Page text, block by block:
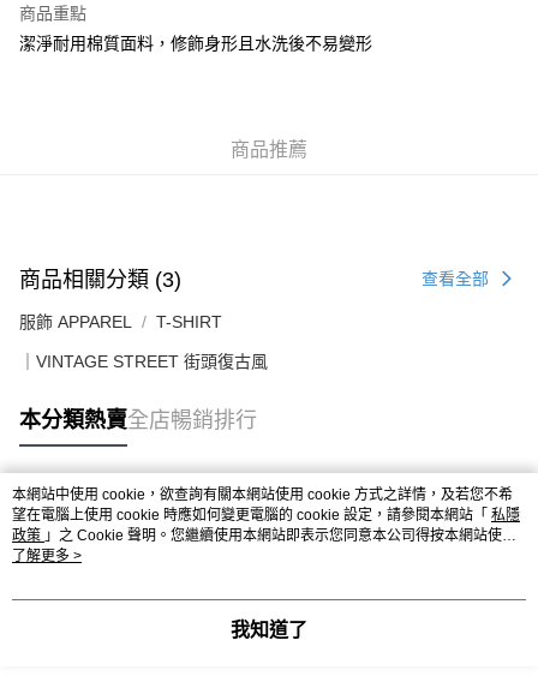
付款後順豐站及營業點
每筆HK$50.00，滿HK$499.00或以上免運費
商品重點
潔淨耐用棉質面料，修飾身形且水洗後不易變形
商品推薦
商品相關分類 (3) 查看全部
服飾 APPAREL T-SHIRT
｜VINTAGE STREET 街頭復古風
本分類熱賣全店暢銷排行
熱門標籤
熱銷排行
本網站中使用 cookie，欲查詢有關本網站使用 cookie 方式之詳情，及若您不希
望在電腦上使用 cookie 時應如何變更電腦的 cookie 設定，請參閱本網站「 私隱
政策 」之 Cookie 聲明。您繼續使用本網站即表示您同意本公司得按本網站使用
條款之 Cookie 聲明使用 cookie。
了解更多 >
我知道了